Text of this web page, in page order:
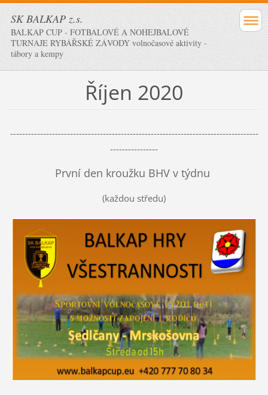
SK BALKAP z.s.
BALKAP CUP - FOTBALOVÉ A NOHEJBALOVÉ
TURNAJE RYBÁŘSKÉ ZÁVODY volnočasové aktivity -
tábory a kempy
Říjen 2020
-----------------------------------------------------------------------------------
----------------
První den kroužku BHV v týdnu
(každou středu)